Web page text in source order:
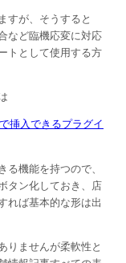
すが、そうすると
など臨機応変に対応
トとして使用する方
挿入できるプラグイ
機能を持つので、
タン化しておき、店
れば基本的な形は出
りませんが柔軟性と